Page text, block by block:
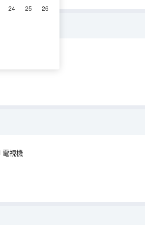
24 25 26
電視機